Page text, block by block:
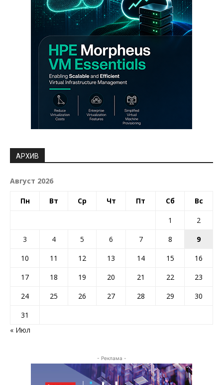
АРХИВ
Август 2026
Пн Вт Ср Чт Пт Сб Вс
1
2
3
4 5 6 7 8
9
10
11 12 13 14 15
16
17
18 19 20 21 22
23
24
25 26 27 28 29
30
31
« Июл
- Реклама -